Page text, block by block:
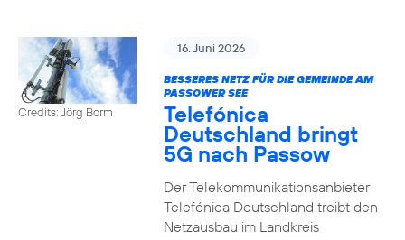
Credits: Jörg Borm
16. Juni 2026
BESSERES NETZ FÜR DIE GEMEINDE AM
PASSOWER SEE
Telefónica
Deutschland bringt
5G nach Passow
Der Telekommunikationsanbieter
Telefónica Deutschland treibt den
Netzausbau im Landkreis